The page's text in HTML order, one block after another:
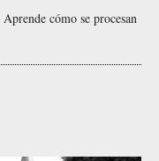
Aprende cómo se procesan